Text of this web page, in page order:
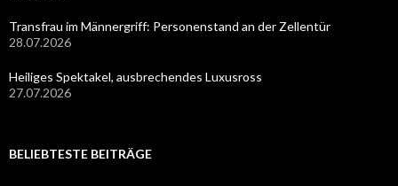
Transfrau im Männergriff: Personenstand an der Zellentür
28.07.2026
Heiliges Spektakel, ausbrechendes Luxusross
27.07.2026
BELIEBTESTE BEITRÄGE